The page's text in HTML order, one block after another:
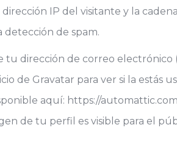
IP del visitante y la
detección de spam.
tu dirección de correo electrónico
de Gravatar para ver si la estás
aquí: https://
de tu perfil es visible para el